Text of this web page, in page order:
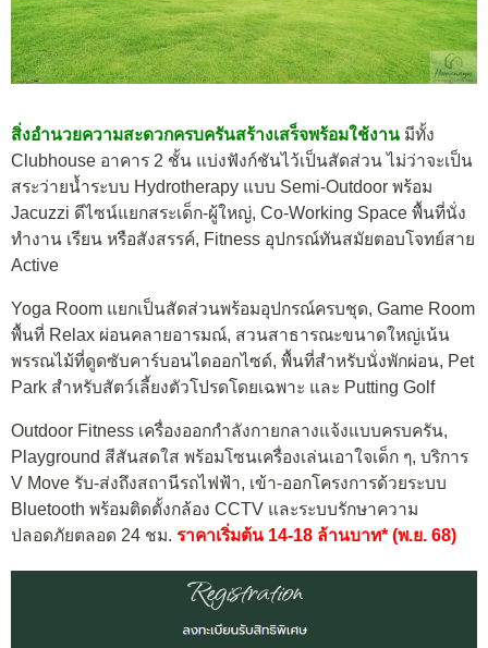
สิ่งอำนวยความสะดวกครบครันสร้างเสร็จพร้อมใช้งาน มีทั้ง
Clubhouse อาคาร 2 ชั้น แบ่งฟังก์ชันไว้เป็นสัดส่วน ไม่ว่าจะเป็น
สระว่ายน้ำระบบ Hydrotherapy แบบ Semi-Outdoor พร้อม
Jacuzzi ดีไซน์แยกสระเด็ก-ผู้ใหญ่, Co-Working Space พื้นที่นั่ง
ทำงาน เรียน หรือสังสรรค์, Fitness อุปกรณ์ทันสมัยตอบโจทย์สาย
Active
Yoga Room แยกเป็นสัดส่วนพร้อมอุปกรณ์ครบชุด, Game Room
พื้นที่ Relax ผ่อนคลายอารมณ์, สวนสาธารณะขนาดใหญ่เน้น
พรรณไม้ที่ดูดซับคาร์บอนไดออกไซด์, พื้นที่สำหรับนั่งพักผ่อน, Pet
Park สำหรับสัตว์เลี้ยงตัวโปรดโดยเฉพาะ และ Putting Golf
Outdoor Fitness เครื่องออกกำลังกายกลางแจ้งแบบครบครัน,
Playground​ สีสันสดใส พร้อมโซนเครื่องเล่นเอาใจเด็ก ๆ, บริการ
V Move รับ-ส่งถึงสถานีรถไฟฟ้า, เข้า-ออกโครงการด้วยระบบ
Bluetooth พร้อมติดตั้งกล้อง CCTV และระบบรักษาความ
ปลอดภัยตลอด 24 ชม. ราคาเริ่มต้น 14-18 ล้านบาท* (พ.ย. 68)